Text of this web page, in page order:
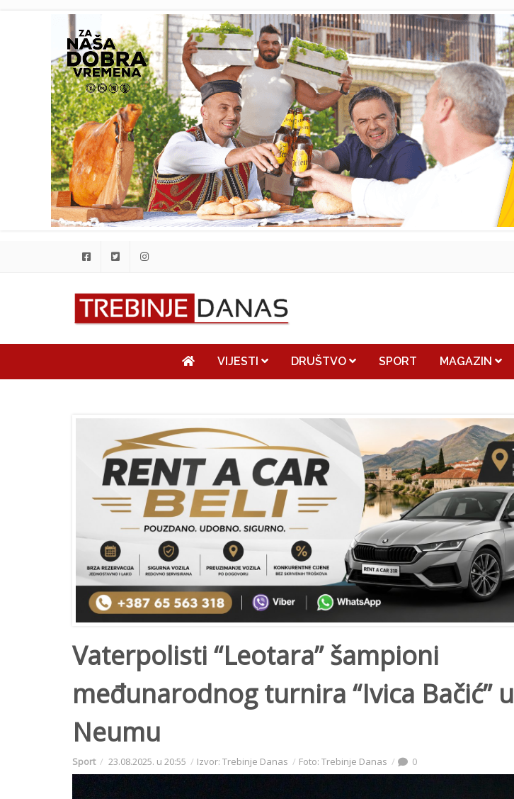
VIJESTI DRUŠTVO SPORT MAGAZIN
Vaterpolisti “Leotara” šampioni
međunarodnog turnira “Ivica Bačić” u
Neumu
Sport 23.08.2025. u 20:55 Izvor: Trebinje Danas Foto: Trebinje Danas 0